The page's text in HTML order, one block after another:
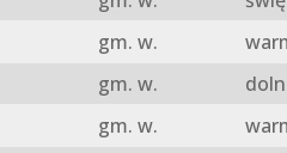
gm. w.
gm. w.
gm. w.